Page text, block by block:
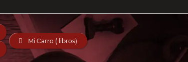
 Mi Carro ( libros)